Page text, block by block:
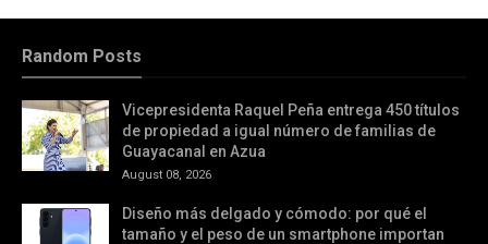
Random Posts
Vicepresidenta Raquel Peña entrega 450 títulos
de propiedad a igual número de familias de
Guayacanal en Azua
August 08, 2026
Diseño más delgado y cómodo: por qué el
tamaño y el peso de un smartphone importan